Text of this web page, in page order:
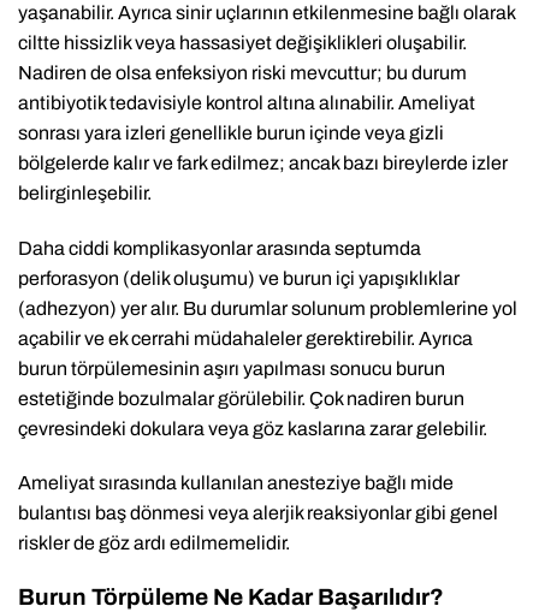
yaşanabilir. Ayrıca sinir uçlarının etkilenmesine bağlı olarak
ciltte hissizlik veya hassasiyet değişiklikleri oluşabilir.
Nadiren de olsa enfeksiyon riski mevcuttur; bu durum
antibiyotik tedavisiyle kontrol altına alınabilir. Ameliyat
sonrası yara izleri genellikle burun içinde veya gizli
bölgelerde kalır ve fark edilmez; ancak bazı bireylerde izler
belirginleşebilir.
Daha ciddi komplikasyonlar arasında septumda
perforasyon (delik oluşumu) ve burun içi yapışıklıklar
(adhezyon) yer alır. Bu durumlar solunum problemlerine yol
açabilir ve ek cerrahi müdahaleler gerektirebilir. Ayrıca
burun törpülemesinin aşırı yapılması sonucu burun
estetiğinde bozulmalar görülebilir. Çok nadiren burun
çevresindeki dokulara veya göz kaslarına zarar gelebilir.
Ameliyat sırasında kullanılan anesteziye bağlı mide
bulantısı baş dönmesi veya alerjik reaksiyonlar gibi genel
riskler de göz ardı edilmemelidir.
Burun Törpüleme Ne Kadar Başarılıdır?